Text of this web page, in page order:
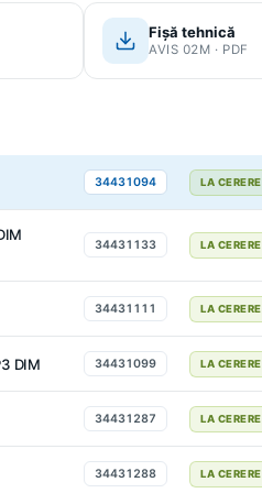
Fișă tehnică
AVIS 02M · PDF
34431094 LA CERERE
34431133 LA CERERE
34431111 LA CERERE
DIM 34431099 LA CERERE
34431287 LA CERERE
34431288 LA CERERE